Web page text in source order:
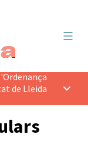
de Lleida